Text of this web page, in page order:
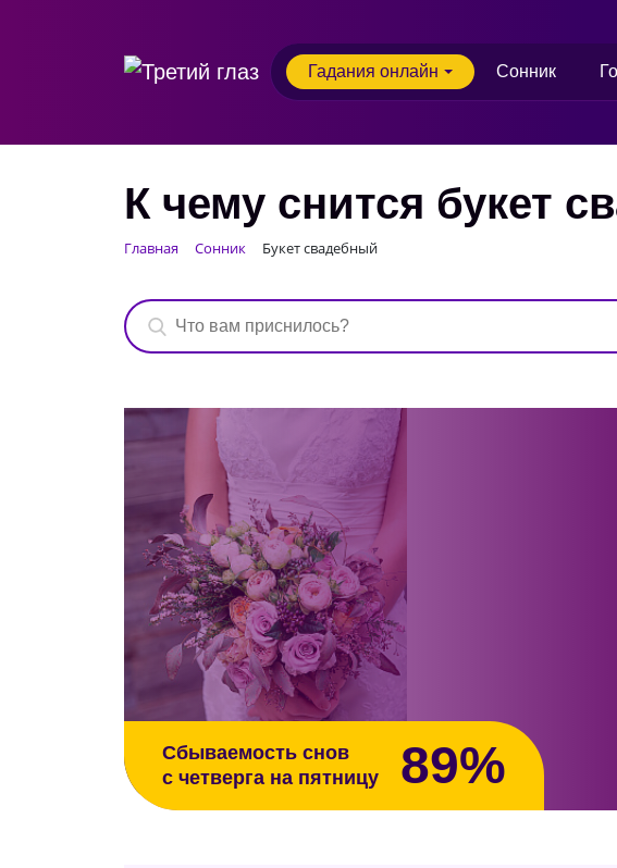
Гадания онлайн Сонник
К чему снится букет
Главная Сонник Букет свадебный
Сбываемость снов
с четверга на пятницу
89%